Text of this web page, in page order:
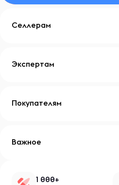
Селлерам
Экспертам
Покупателям
Важное
1 000+